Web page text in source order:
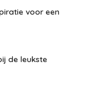
voor een
de leukste